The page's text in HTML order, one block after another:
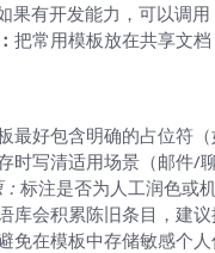
果有开发能力，可以调
把常用模板放在共享文
最好包含明确的占位符
时写清适用场景（邮件/
标注是否为人工润色或
库会积累陈旧条目，建议
免在模板中存储敏感个